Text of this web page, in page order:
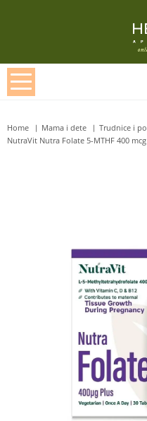
Home Mama i dete Trudnice i
NutraVit Nutra Folate 5-MTHF 400